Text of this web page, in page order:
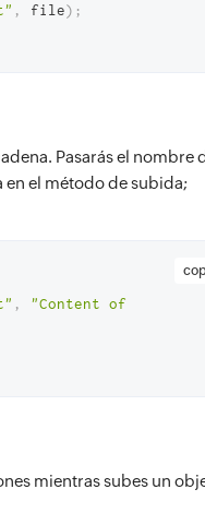
, file) ;
Pasarás el nombre
en el método de subida;
,
"Content of
mientras subes un